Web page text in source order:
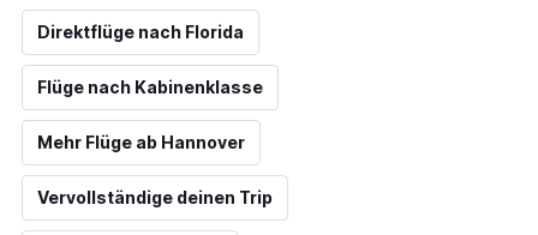
Direktflüge nach Florida
Flüge nach Kabinenklasse
Mehr Flüge ab Hannover
Vervollständige deinen Trip